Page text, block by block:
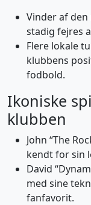
Vinder af den
stadig fejres
Flere lokale
klubbens
fodbold.
Ikoniske
klubben
John “The
kendt for sin
David
med sine
fanfavorit.